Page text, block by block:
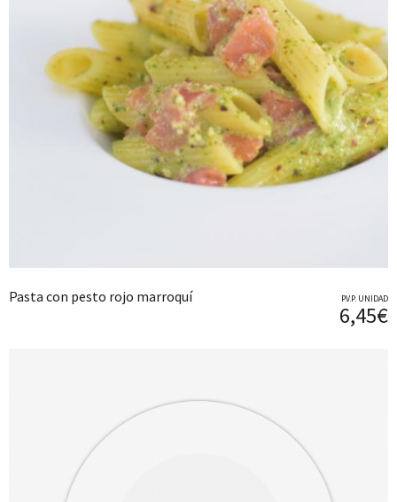
Pasta con pesto rojo marroquí P.V.P. UNIDAD
6,45€